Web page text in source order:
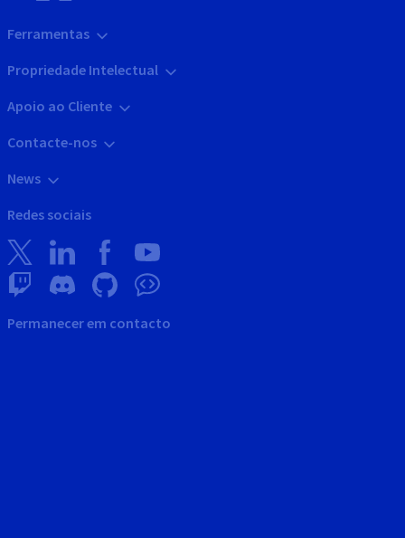
Ferramentas
Propriedade Intelectual
Apoio ao Cliente
Contacte-nos
News
Redes sociais
Permanecer em contacto